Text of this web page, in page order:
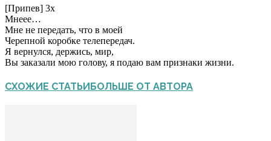
[Припев] 3х
Мнеее…
Мне не передать, что в моей
Черепной коробке телепередач.
Я вернулся, держись, мир,
Вы заказали мою голову, я подаю вам признаки жизни.
СХОЖИЕ СТАТЬИБОЛЬШЕ ОТ АВТОРА